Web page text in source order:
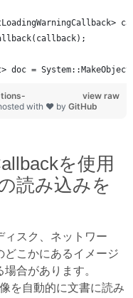
doc =
view raw
with ❤ by GitHub
を使用
読み込みを
ィスク、ネットワー
どこかにあるイメージ
合があります。
を自動的に文書に読み